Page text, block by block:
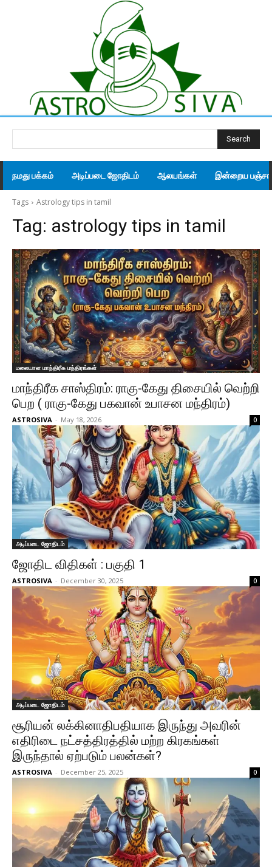
Search
நமது பக்கம் அடிப்படை ஜோதிடம் ஆலயங்கள் இன்றைய
Tags Astrology tips in tamil
Tag: astrology tips in tamil
மலையாள மாந்திரீக மந்திரங்கள்
மாந்திரீக சாஸ்திரம்: ராகு-கேது திசையில் வெற்றி
பெற ( ராகு-கேது பகவான் உபாசன மந்திரம்)
ASTROSIVA - May 18, 2026 0
அடிப்படை ஜோதிடம்
ஜோதிட விதிகள் : பகுதி 1
ASTROSIVA - December 30, 2025 0
அடிப்படை ஜோதிடம்
சூரியன் லக்கினாதிபதியாக இருந்து அவரின்
எதிரிடை நட்சத்திரத்தில் மற்ற கிரகங்கள்
இருந்தால் ஏற்படும் பலன்கள்?
ASTROSIVA - December 25, 2025 0